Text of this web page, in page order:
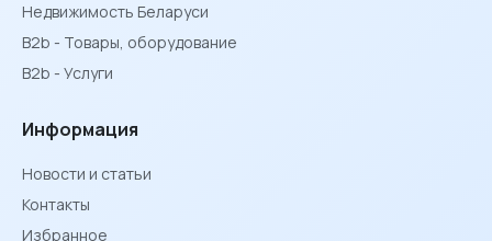
Недвижимость Беларуси
B2b - Товары, оборудование
B2b - Услуги
Информация
Новости и статьи
Контакты
Избранное